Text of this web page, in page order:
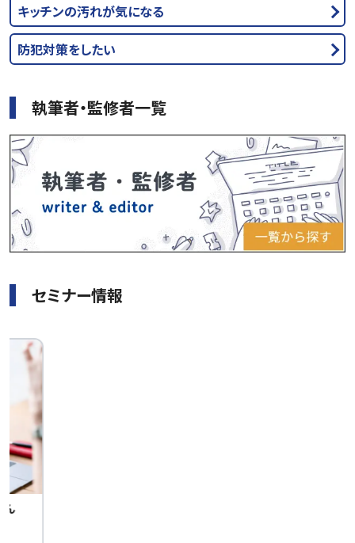
キッチンの汚れが気になる
防犯対策をしたい
執筆者・監修者一覧
セミナー情報
ん